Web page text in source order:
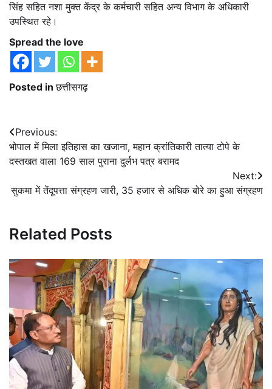
सिंह सहित नशा मुक्त केंद्र के कर्मचारी सहित अन्य विभाग के अधिकारी
उपस्थित रहे।
Spread the love
Posted inछत्तीसगढ़
Post
navigation
Previous:
भोपाल में मिला इतिहास का खजाना, महान क्रांतिकारी तात्या टोपे के
दस्तखत वाला 169 साल पुराना दुर्लभ पत्र बरामद
Next:
सुकमा में तेंदूपत्ता संग्रहण जारी, 35 हजार से अधिक बोरे का हुआ संग्रहण
Related Posts